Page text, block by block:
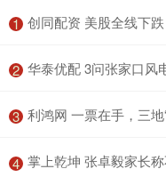
1 创同配资 美股全线下跌，纳
2 华泰优配 3问张家口风
3 利鸿网 一票在手，三地
4 掌上乾坤 张卓毅家长